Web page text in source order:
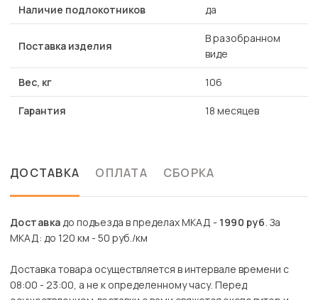
Наличие подлокотников да
Поставка изделия
В разобранном
виде
Вес, кг 106
Гарантия 18 месяцев
ДОСТАВКА ОПЛАТА СБОРКА
Доставкадо подъезда в пределах МКАД - 1990 руб. За
МКАД: до 120 км - 50 руб./км
Доставка товара осуществляется в интервале времени с
08:00 - 23:00, а не к определенному часу. Перед